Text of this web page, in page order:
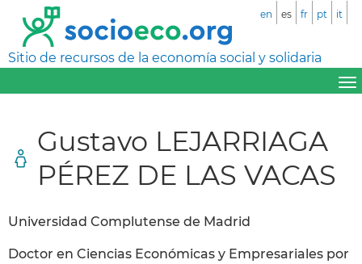
Sitio de recursos de la economía social y solidaria
en es fr pt it
Gustavo LEJARRIAGA
PÉREZ DE LAS VACAS
Universidad Complutense de Madrid
Doctor en Ciencias Económicas y Empresariales por